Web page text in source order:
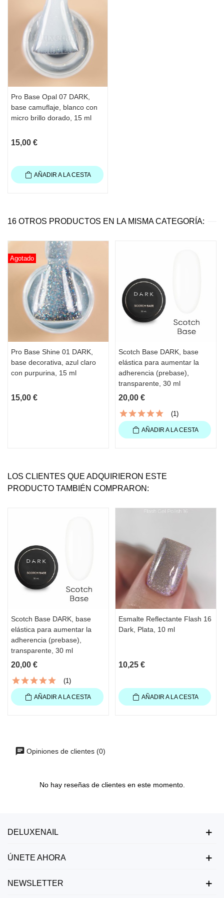
2 minutos con lámpara UV o 30
segundos con LED.
·Aplique TOP COAT. Seque 3 minutos
con lámpara UV o 60 segundos con
lámpara LED
·Después de aplicar el Top, espere
aproximadamente 1 minuto antes de usar
una crema o aceite para cutículas.
·Hidrate las manos.
Contenido : 15 ml
Pro Base Opal 07 DARK,
base camuflaje, blanco con
micro brillo dorado, 15 ml
15,00 €
AÑADIR A LA CESTA
16 OTROS PRODUCTOS EN LA MISMA CATEGORÍA:
Agotado
Pro Base Shine 01 DARK,
base decorativa, azul claro
con purpurina, 15 ml
15,00 €
Scotch Base DARK, base
elástica para aumentar la
adherencia (prebase),
transparente, 30 ml
20,00 €
(1)
AÑADIR A LA CESTA
LOS CLIENTES QUE ADQUIRIERON ESTE
PRODUCTO TAMBIÉN COMPRARON:
Scotch Base DARK, base
elástica para aumentar la
adherencia (prebase),
transparente, 30 ml
20,00 €
(1)
AÑADIR A LA CESTA
Esmalte Reflectante Flash 16
Dark, Plata, 10 ml
10,25 €
AÑADIR A LA CESTA
Opiniones de clientes (0)
No hay reseñas de clientes en este momento.
DELUXENAIL
ÚNETE AHORA
NEWSLETTER